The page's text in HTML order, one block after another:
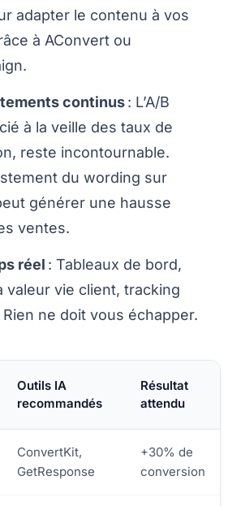
adapter le contenu à vos
à AConvert ou
continus: L’A/B
à la veille des taux de
reste incontournable.
du wording sur
générer une hausse
ventes.
réel : Tableaux de bord,
valeur vie client, tracking
ne doit vous échapper.
Outils IA
recommandés
Résultat
attendu
ConvertKit,
GetResponse
+30% de
conversion